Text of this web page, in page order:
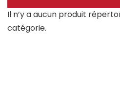
Il n’y a aucun produit
catégorie.